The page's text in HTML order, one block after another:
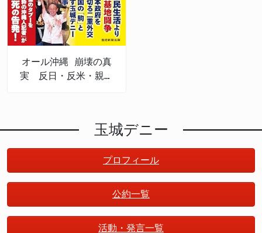
オール沖縄 崩壊の真
実 反日・反米・親中
玉城デニー
プロフィール
公約一覧
活動・発言一覧